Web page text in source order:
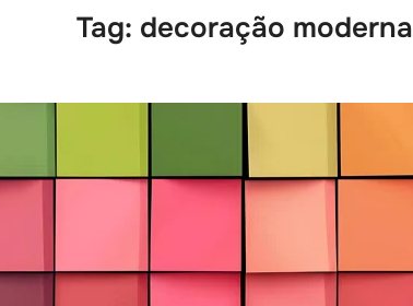
Tag: decoração moderna